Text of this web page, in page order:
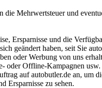
die Mehrwertsteuer und
Ersparnisse und die
geändert haben, seit Sie
oder Werbung von uns
oder Offline-Kampagnen usw.
auf autobutler.de an, um
Ersparnisse zu sehen.